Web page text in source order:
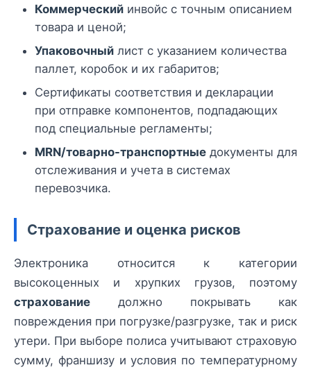
Коммерческий инвойс с точным описанием
товара и ценой;
Упаковочный лист с указанием количества
паллет, коробок и их габаритов;
Сертификаты соответствия и декларации
при отправке компонентов, подпадающих
под специальные регламенты;
MRN/товарно-транспортные документы для
отслеживания и учета в системах
перевозчика.
Страхование и оценка рисков
Электроника относится к категории
высокоценных и хрупких грузов, поэтому
страхование должно покрывать как
повреждения при погрузке/разгрузке, так и риск
утери. При выборе полиса учитывают страховую
сумму, франшизу и условия по температурному